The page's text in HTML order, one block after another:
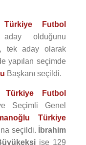
Türkiye Futbol
aday olduğunu
, tek aday olarak
yapılan seçimde
Başkanı seçildi.
Türkiye Futbol
Seçimli Genel
Türkiye
seçildi.
İbrahim
ise 129